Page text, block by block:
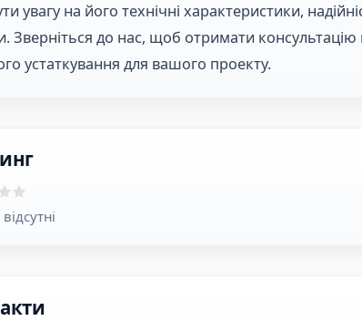
увагу на його технічні характеристики,
Зверніться до нас, щоб отримати
устаткування для вашого проекту.